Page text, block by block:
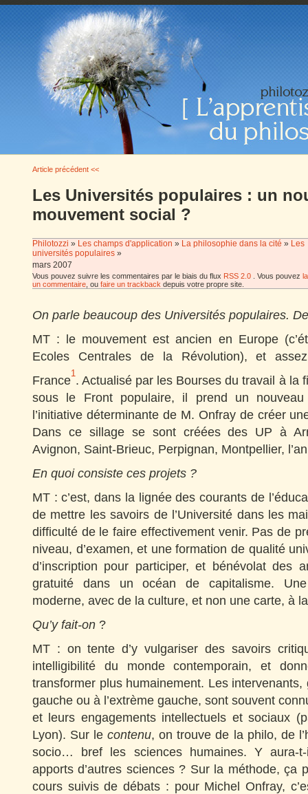
Article précédent <<
Les Universités populaires : un
mouvement social ?
Philotozzi » Les champs d'application » La philosophie dans la cité » Les
universités populaires »
mars 2007
Vous pouvez suivre les commentaires par le biais du flux RSS 2.0 . Vous pouvez
un commentaire , ou faire un trackback depuis votre propre site.
On parle beaucoup des Universités populaires.
MT : le mouvement est ancien en Europe
Ecoles Centrales de la Révolution), et
France1. Actualisé par les Bourses du travail à la
sous le Front populaire, il prend un
l’initiative déterminante de M. Onfray de créer
Dans ce sillage se sont créées des UP à
Avignon, Saint-Brieuc, Perpignan, Montpellier,
En quoi consiste ces projets ?
MT : c’est, dans la lignée des courants de
de mettre les savoirs de l’Université dans les
difficulté de le faire effectivement venir. Pas de
niveau, d’examen, et une formation de qualité
d’inscription pour participer, et bénévolat des
gratuité dans un océan de capitalisme.
moderne, avec de la culture, et non une carte, à
Qu’y fait-on ?
MT : on tente d’y vulgariser des savoirs
intelligibilité du monde contemporain, et
transformer plus humainement. Les
gauche ou à l’extrème gauche, sont souvent
et leurs engagements intellectuels et sociaux
Lyon). Sur lecontenu, on trouve de la philo, de
socio… bref les sciences humaines. Y aura-
apports d’autres sciences ? Sur la méthode, ça
cours suivis de débats : pour Michel Onfray,